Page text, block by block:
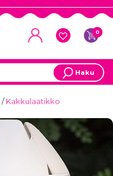
0
Haku
/Kakkulaatikko